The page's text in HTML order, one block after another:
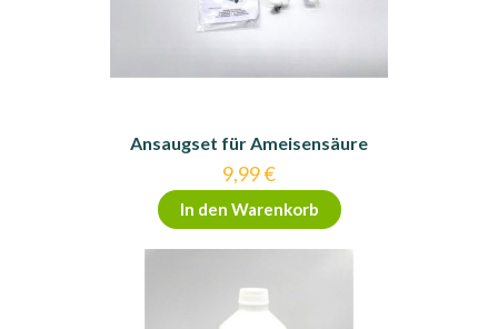
Ansaugset für Ameisensäure
9,99€
In den Warenkorb